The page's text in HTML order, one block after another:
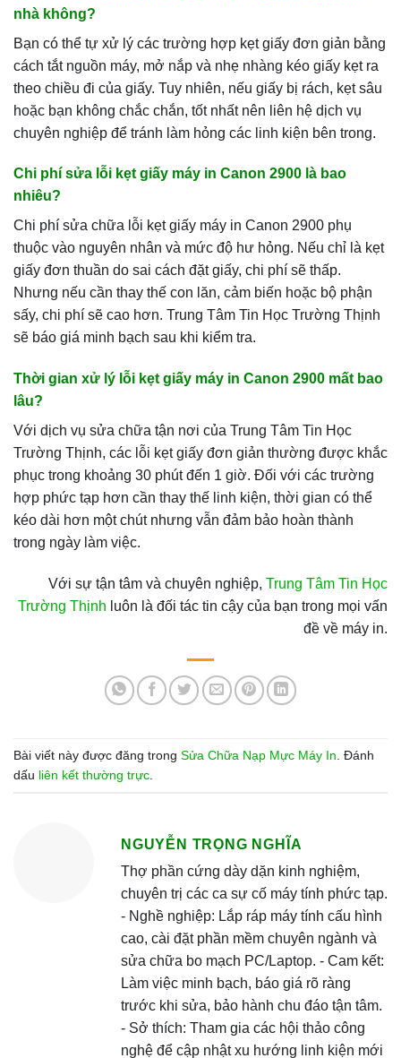
nhà không?
Bạn có thể tự xử lý các trường hợp kẹt giấy đơn giản bằng
cách tắt nguồn máy, mở nắp và nhẹ nhàng kéo giấy kẹt ra
theo chiều đi của giấy. Tuy nhiên, nếu giấy bị rách, kẹt sâu
hoặc bạn không chắc chắn, tốt nhất nên liên hệ dịch vụ
chuyên nghiệp để tránh làm hỏng các linh kiện bên trong.
Chi phí sửa lỗi kẹt giấy máy in Canon 2900 là bao
nhiêu?
Chi phí sửa chữa lỗi kẹt giấy máy in Canon 2900 phụ
thuộc vào nguyên nhân và mức độ hư hỏng. Nếu chỉ là kẹt
giấy đơn thuần do sai cách đặt giấy, chi phí sẽ thấp.
Nhưng nếu cần thay thế con lăn, cảm biến hoặc bộ phận
sấy, chi phí sẽ cao hơn. Trung Tâm Tin Học Trường Thịnh
sẽ báo giá minh bạch sau khi kiểm tra.
Thời gian xử lý lỗi kẹt giấy máy in Canon 2900 mất bao
lâu?
Với dịch vụ sửa chữa tận nơi của Trung Tâm Tin Học
Trường Thịnh, các lỗi kẹt giấy đơn giản thường được khắc
phục trong khoảng 30 phút đến 1 giờ. Đối với các trường
hợp phức tạp hơn cần thay thế linh kiện, thời gian có thể
kéo dài hơn một chút nhưng vẫn đảm bảo hoàn thành
trong ngày làm việc.
Với sự tận tâm và chuyên nghiệp, Trung Tâm Tin Học
Trường Thịnh luôn là đối tác tin cậy của bạn trong mọi vấn
đề về máy in.
Bài viết này được đăng trong Sửa Chữa Nạp Mực Máy In . Đánh
dấu liên kết thường trực
NGUYỄN TRỌNG NGHĨA
Thợ phần cứng dày dặn kinh nghiệm,
chuyên trị các ca sự cố máy tính phức tạp.
- Nghề nghiệp: Lắp ráp máy tính cấu hình
cao, cài đặt phần mềm chuyên ngành và
sửa chữa bo mạch PC/Laptop. - Cam kết:
Làm việc minh bạch, báo giá rõ ràng
trước khi sửa, bảo hành chu đáo tận tâm.
- Sở thích: Tham gia các hội thảo công
nghệ để cập nhật xu hướng linh kiện mới